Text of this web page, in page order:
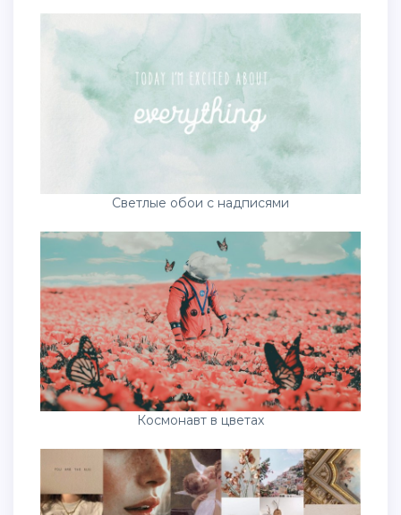
Светлые обои с надписями
Космонавт в цветах